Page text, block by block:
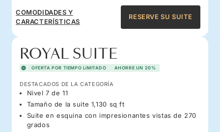
COMODIDADES Y
CARACTERÍSTICAS
RESERVE SU SUITE
ROYAL SUITE
OFERTA POR TIEMPO LIMITADO AHORRE UN 20%
DESTACADOS DE LA CATEGORÍA
Nivel 7 de 11
Tamaño de la suite 1,130 sq ft
Suite en esquina con impresionantes vistas de 270
grados